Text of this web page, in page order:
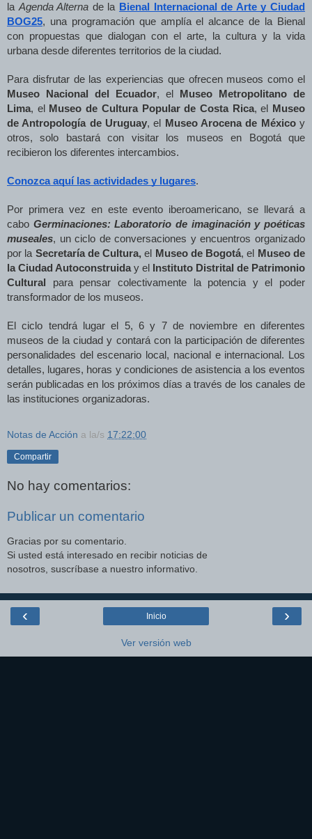
la Agenda Alterna de la Bienal Internacional de Arte y Ciudad
BOG25, una programación que amplía el alcance de la Bienal
con propuestas que dialogan con el arte, la cultura y la vida
urbana desde diferentes territorios de la ciudad.
Para disfrutar de las experiencias que ofrecen museos como el
Museo Nacional del Ecuador, el
Museo Metropolitano de
Lima, el Museo de Cultura Popular de Costa Rica, el
Museo
de Antropología de Uruguay, el Museo Arocena de Méxicoy
otros, solo bastará con visitar los museos en Bogotá que
recibieron los diferentes intercambios.
Conozca aquí las actividades y lugares.
Por primera vez en este evento iberoamericano, se llevará a
cabo Germinaciones: Laboratorio de imaginación y poéticas
museales, un ciclo de conversaciones y encuentros organizado
por la Secretaría de Cultura,el Museo de Bogotá, el
Museo de
la Ciudad Autoconstruida y el
Instituto Distrital de Patrimonio
Cultural
para pensar colectivamente la potencia y el poder
transformador de los museos.
El ciclo tendrá lugar el 5, 6 y 7 de noviembre en diferentes
museos de la ciudad y contará con la participación de diferentes
personalidades del escenario local, nacional e internacional. Los
detalles, lugares, horas y condiciones de asistencia a los eventos
serán publicadas en los próximos días a través de los canales de
las instituciones organizadoras.
Notas de Acción a la/s 17:22:00
Compartir
No hay comentarios:
Publicar un comentario
Gracias por su comentario.
Si usted está interesado en recibir noticias de
nosotros, suscríbase a nuestro informativo.
‹ ›
Inicio
Ver versión web